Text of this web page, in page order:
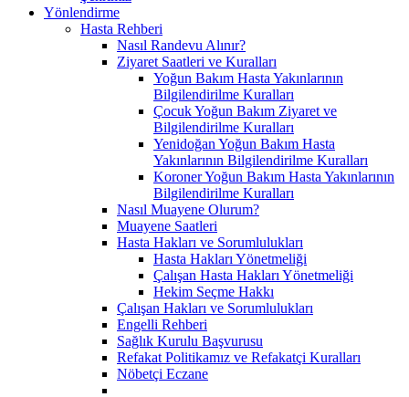
Yönlendirme
Hasta Rehberi
Nasıl Randevu Alınır?
Ziyaret Saatleri ve Kuralları
Yoğun Bakım Hasta Yakınlarının
Bilgilendirilme Kuralları
Çocuk Yoğun Bakım Ziyaret ve
Bilgilendirilme Kuralları
Yenidoğan Yoğun Bakım Hasta
Yakınlarının Bilgilendirilme Kuralları
Koroner Yoğun Bakım Hasta Yakınlarının
Bilgilendirilme Kuralları
Nasıl Muayene Olurum?
Muayene Saatleri
Hasta Hakları ve Sorumlulukları
Hasta Hakları Yönetmeliği
Çalışan Hasta Hakları Yönetmeliği
Hekim Seçme Hakkı
Çalışan Hakları ve Sorumlulukları
Engelli Rehberi
Sağlık Kurulu Başvurusu
Refakat Politikamız ve Refakatçi Kuralları
Nöbetçi Eczane